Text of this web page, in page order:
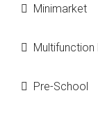
Minimarket
Multifunction
Pre-School